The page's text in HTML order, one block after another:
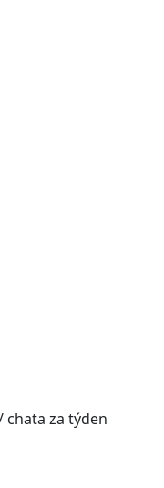
chata za týden